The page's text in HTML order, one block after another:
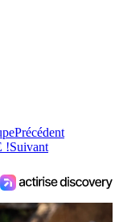
Précédent
!Suivant